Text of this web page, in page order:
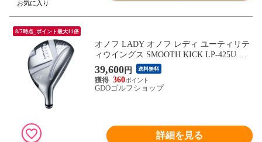
8/7時点_ポイント最大11倍
オノフ LADY オノフ レディ ユーティリテ
ィウイングス SMOOTH KICK LP-425U ホ
ワイト シャフト：SMOOTH KICK LP-425U
ホワイト A U5 24° 39inch レディス
39,600円 送料無料
360
GDOゴルフショップ
詳細を見る